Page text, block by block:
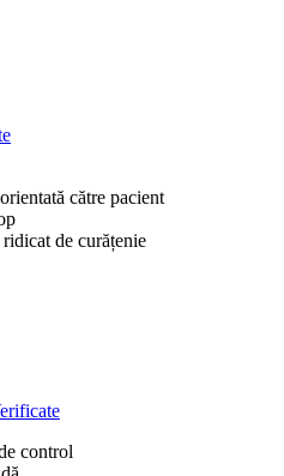
către pacient
de curățenie
control